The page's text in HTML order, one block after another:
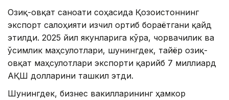
Озиқ-овқат саноати соҳасида Қозоғистоннинг
экспорт салоҳияти изчил ортиб бораётгани қайд
этилди. 2025 йил якунларига кўра, чорвачилик ва
ўсимлик маҳсулотлари, шунингдек, тайёр озиқ-
овқат маҳсулотлари экспорти қарийб 7 миллиард
АҚШ долларини ташкил этди.
Шунингдек, бизнес вакилларининг ҳамкор